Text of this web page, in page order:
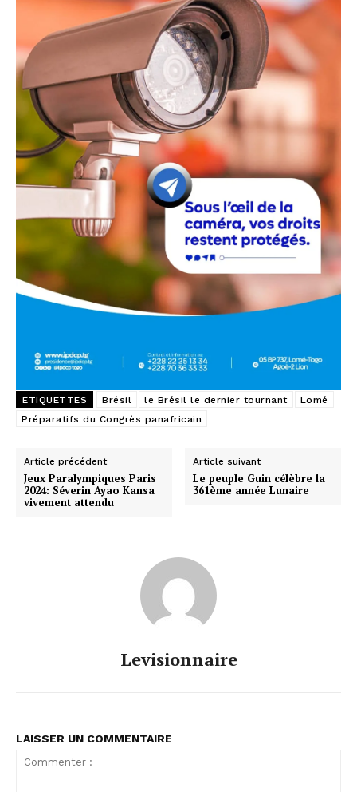
ETIQUETTES Brésil le Brésil le dernier tournant
Lomé
Préparatifs du Congrès panafricain
Article précédent
Jeux Paralympiques Paris
2024: Séverin Ayao Kansa
vivement attendu
Article suivant
Le peuple Guin célèbre la
361ème année Lunaire
Levisionnaire
LAISSER UN COMMENTAIRE